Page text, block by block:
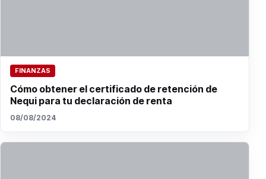
FINANZAS
Cómo obtener el certificado de retención de
Nequi para tu declaración de renta
08/08/2024